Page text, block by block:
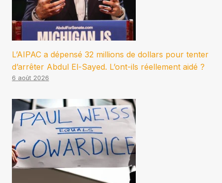
L’AIPAC a dépensé 32 millions de dollars pour tenter
d’arrêter Abdul El-Sayed. L’ont-ils réellement aidé ?
6 août 2026